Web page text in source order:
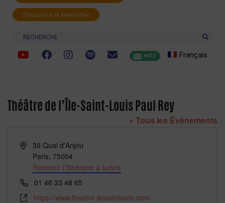
S'inscrire à la Newsletter
Recherche
MRJ Français
Théâtre de l’Île-Saint-Louis Paul Rey
« Tous les Évènements
Adresse39 Quai d'Anjou
Paris, 75004
Recevoir l’Itinéraire à suivre
Téléphone
01 46 33 48 65
Site
https://www.theatre-ilesaintlouis.com/